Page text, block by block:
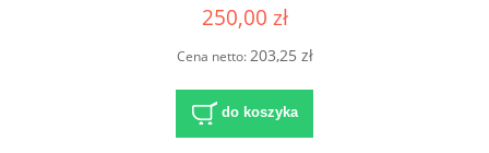
250,00 zł
Cena netto:203,25 zł
do koszyka